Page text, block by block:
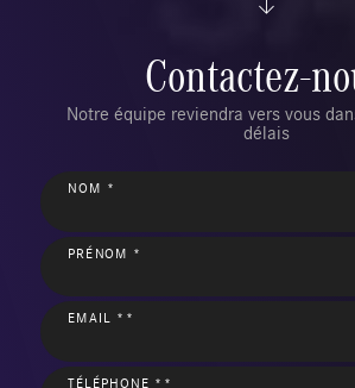
Contactez-
Notre équipe reviendra vers vous
délais
NOM *
PRÉNOM *
EMAIL **
TÉLÉPHONE **